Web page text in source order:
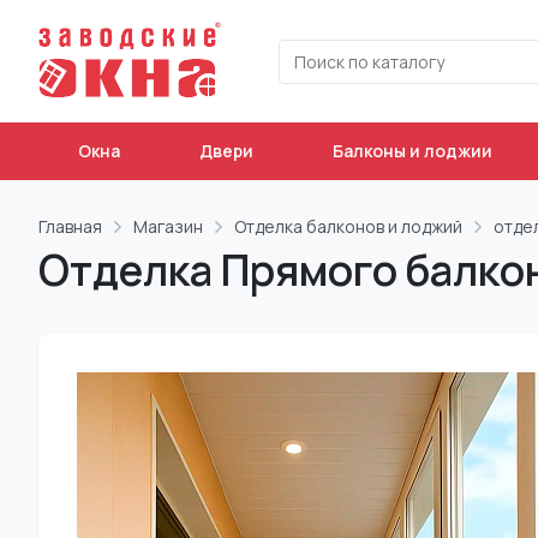
Окна Двери Балконы и лоджии
Главная Магазин Отделка балконов и лоджий
Отделка Прямого